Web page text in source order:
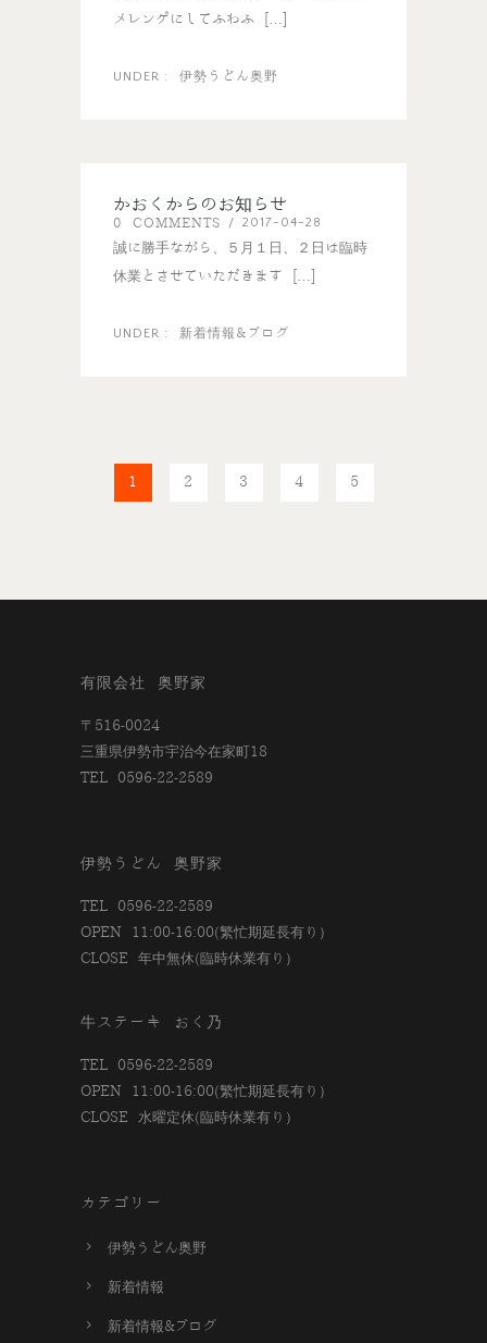
メレンゲにしてふわふ […]
UNDER : 伊勢うどん奥野
かおくからのお知らせ
0 COMMENTS / 2017-04-28
誠に勝手ながら、５月１日、２日は臨時
休業とさせていただきます […]
UNDER : 新着情報&ブログ
1 2 3 4 5
有限会社 奥野家
〒516-0024
三重県伊勢市宇治今在家町18
TEL 0596-22-2589
伊勢うどん 奥野家
TEL 0596-22-2589
OPEN 11:00-16:00(繁忙期延長有り）
CLOSE 年中無休(臨時休業有り）
牛ステーキ おく乃
TEL 0596-22-2589
OPEN 11:00-16:00(繁忙期延長有り）
CLOSE 水曜定休(臨時休業有り）
カテゴリー
伊勢うどん奥野
新着情報
新着情報&ブログ